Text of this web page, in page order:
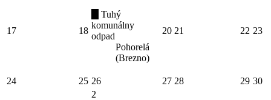
17 18
Tuhý
komunálny
odpad
Pohorelá
(Brezno)
20 21 22 23
24 25 26 27 28 29 30
2